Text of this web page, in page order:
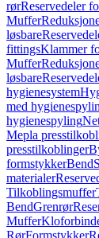
rørReservedeler
Muffer
løsbare
fittingsKlammer
Muffer
løsbare
hygienesystem
med
hygienespyling
Mepla
presstilkoblinger
formstykkerBend
materialer
Tilkoblingsmuffer
BendGrenrør
Muffer
RørFormstykker